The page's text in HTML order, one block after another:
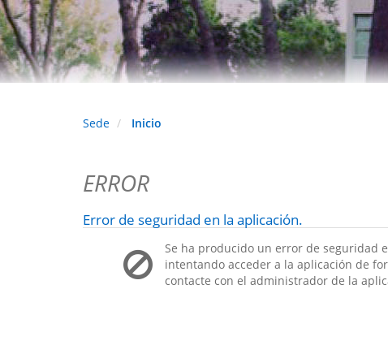
Sede Inicio
ERROR
Error de seguridad en la aplicación.
Se ha producido un error de seguridad
intentando acceder a la aplicación de
contacte con el administrador de la